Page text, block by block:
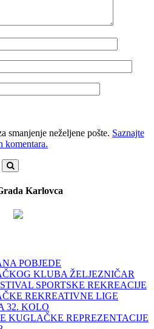
smanjenje neželjene pošte. Saznajte
komentara.
Karlovca
POBJEDE
KLUBA ŽELJEZNIČAR
SPORTSKE REKREACIJE
REKREATIVNE LIGE
32. KOLO
KUGLAČKE REPREZENTACIJE